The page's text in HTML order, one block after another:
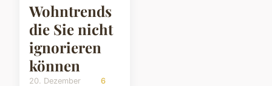
Wohntrends
die Sie nicht
ignorieren
können
20. Dezember
6